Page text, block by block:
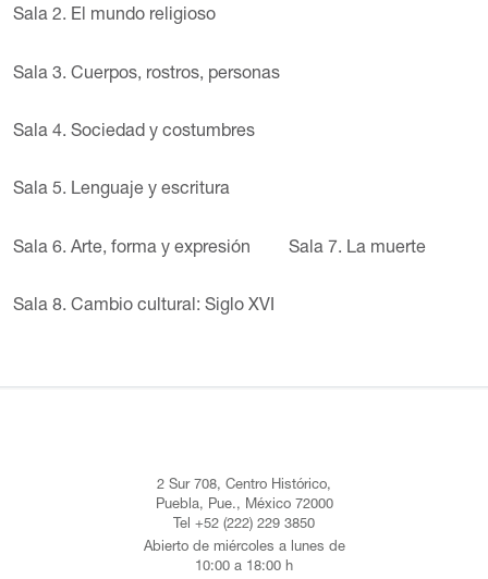
Sala 2. El mundo religioso
Sala 3. Cuerpos, rostros, personas
Sala 4. Sociedad y costumbres
Sala 5. Lenguaje y escritura
Sala 6. Arte, forma y expresión Sala 7. La muerte
Sala 8. Cambio cultural: Siglo XVI
2 Sur 708, Centro Histórico,
Puebla, Pue., México 72000
Tel +52 (222) 229 3850
Abierto de miércoles a lunes de
10:00 a 18:00 h